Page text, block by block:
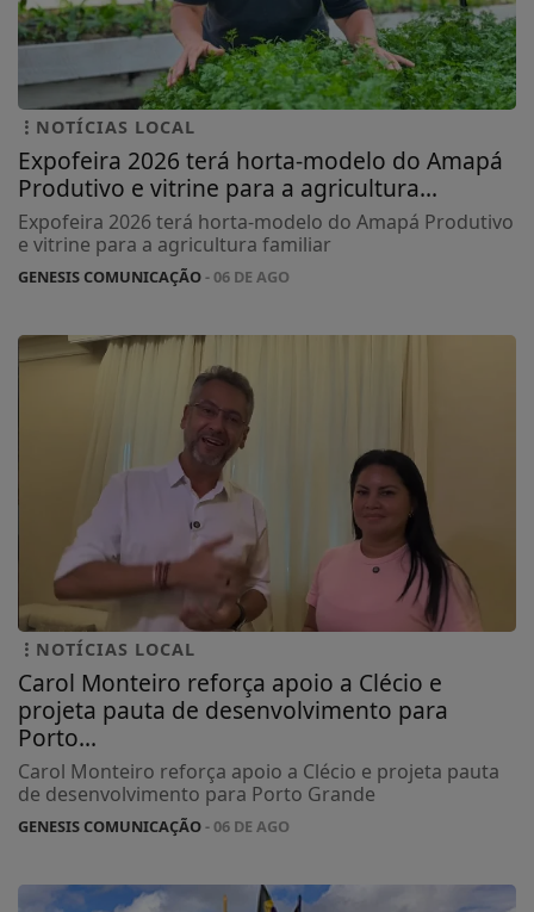
NOTÍCIAS LOCAL
Expofeira 2026 terá horta-modelo do Amapá
Produtivo e vitrine para a agricultura...
Expofeira 2026 terá horta-modelo do Amapá Produtivo
e vitrine para a agricultura familiar
GENESIS COMUNICAÇÃO- 06 DE AGO
NOTÍCIAS LOCAL
Carol Monteiro reforça apoio a Clécio e
projeta pauta de desenvolvimento para
Porto...
Carol Monteiro reforça apoio a Clécio e projeta pauta
de desenvolvimento para Porto Grande
GENESIS COMUNICAÇÃO- 06 DE AGO